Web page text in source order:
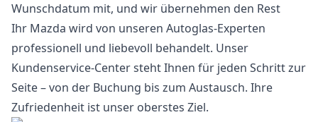
Wunschdatum mit, und wir übernehmen den Rest
Ihr Mazda wird von unseren Autoglas-Experten
professionell und liebevoll behandelt. Unser
Kundenservice-Center steht Ihnen für jeden Schritt zur
Seite – von der Buchung bis zum Austausch. Ihre
Zufriedenheit ist unser oberstes Ziel.